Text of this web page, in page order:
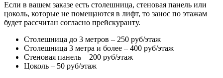
Если в вашем заказе есть столешница, стеновая панель или
цоколь, которые не помещаются в лифт, то занос по этажам
будет рассчитан согласно прейскуранту.
Столешница до 3 метров – 250 руб/этаж
Столешница 3 метра и более – 400 руб/этаж
Стеновая панель – 200 руб/этаж
Цоколь – 50 руб/этаж